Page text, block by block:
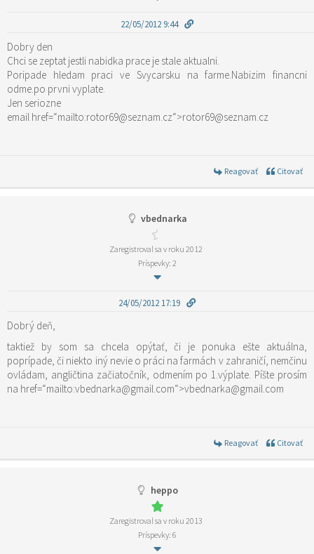
22/05/2012 9:44
Dobry den
Chci se zeptat jestli nabidka prace je stale aktualni.
Poripade hledam praci ve Svycarsku na farme.Nabizim financni
odme.po prvni vyplate.
Jen seriozne
email href=“mailto:rotor69@seznam.cz“>rotor69@seznam.cz
Reagovať Citovať
vbednarka
Zaregistroval sa v roku 2012
Príspevky: 2
24/05/2012 17:19
Dobrý deň,
taktiež by som sa chcela opýtať, či je ponuka ešte aktuálna,
poprípade, či niekto iný nevie o práci na farmách v zahraničí, nemčinu
ovládam, angličtina začiatočník, odmením po 1.výplate. Píšte prosím
na href=“mailto:vbednarka@gmail.com“>vbednarka@gmail.com
Reagovať Citovať
heppo
Zaregistroval sa v roku 2013
Príspevky: 6